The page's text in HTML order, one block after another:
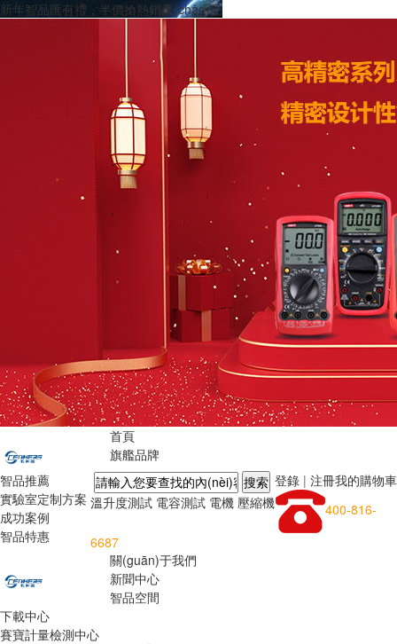
新年智品匯有禮，半價搶熱銷產(chǎn)品
溫升度測試 電容測試 電機 壓縮機
登錄 | 注冊我的購物車
400-816-
6687
首頁
旗艦品牌
智品推薦
實驗室定制方案
成功案例
智品特惠
關(guān)于我們
新聞中心
智品空間
下載中心
賽寶計量檢測中心